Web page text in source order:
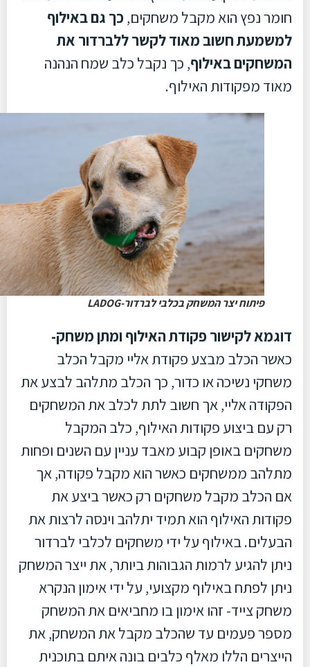
חומר נפץ הוא מקבל משחקים,כך גם באילוף
למשמעת חשוב מאוד לקשר ללברדור את
המשחקים באילוף, כך נקבל כלב שמח הנהנה
מאוד מפקודות האילוף.
פיתוח יצר המשחק בכלבי לברדור-LADOG
דוגמא לקישור פקודת האילוף ומתן משחק-
כאשר הכלב מבצע פקודת אליי מקבל הכלב
משחקי נשיכה או כדור, כך הכלב מתלהב לבצע את
הפקודה אליי, אך חשוב לתת לכלב את המשחקים
רק עם ביצוע פקודות האילוף, כלב המקבל
משחקים באופן קבוע מאבד עניין עם השנים ופחות
מתלהב ממשחקים כאשר הוא מקבל פקודה, אך
אם הכלב מקבל משחקים רק כאשר ביצע את
פקודות האילוף הוא תמיד יתלהב וינסה לרצות את
הבעלים. באילוף על ידי משחקים לכלבי לברדור
ניתן להגיע לרמות הגבוהות ביותר, את ייצר המשחק
ניתן לפתח באילוף מקצועי, על ידי אימון הנקרא
משחק צייד- זהו אימון בו מחביאים את המשחק
מספר פעמים עד שהכלב מקבל את המשחק, את
הייצרים הללו מאלף כלבים בונה איתם בתוכנית